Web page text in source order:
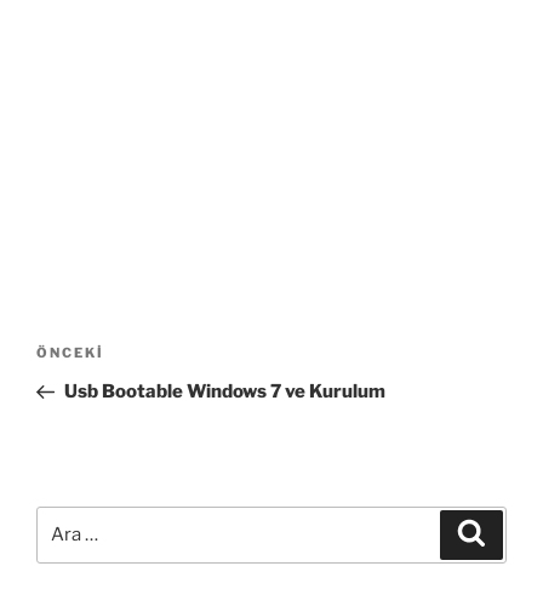
Yazı
Önceki
Yazı
ÖNCEKI
Usb Bootable Windows 7 ve Kurulum